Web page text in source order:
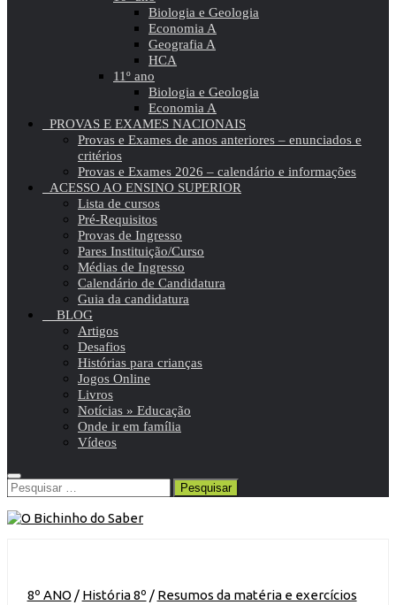
Biologia e Geologia
Economia A
Geografia A
HCA
11º ano
Biologia e Geologia
Economia A
PROVAS E EXAMES NACIONAIS
Provas e Exames de anos anteriores – enunciados e
critérios
Provas e Exames 2026 – calendário e informações
ACESSO AO ENSINO SUPERIOR
Lista de cursos
Pré-Requisitos
Provas de Ingresso
Pares Instituição/Curso
Médias de Ingresso
Calendário de Candidatura
Guia da candidatura
BLOG
Artigos
Desafios
Histórias para crianças
Jogos Online
Livros
Notícias » Educação
Onde ir em família
Vídeos
Pesquisar
por:
8º ANO / História 8º / Resumos da matéria e exercícios